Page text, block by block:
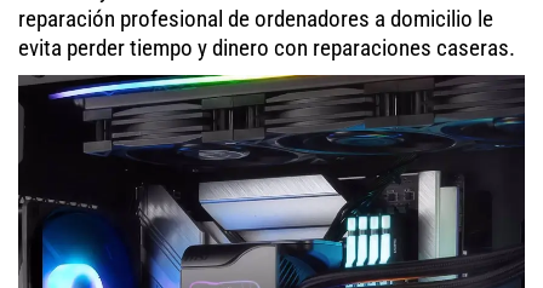
reparación profesional de ordenadores a domicilio le
evita perder tiempo y dinero con reparaciones caseras.